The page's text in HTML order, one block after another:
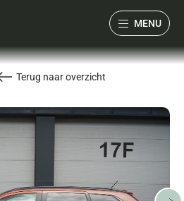
MENU
Collectie
Services
Over ons
Verwacht
Verkocht
Terug naar overzicht